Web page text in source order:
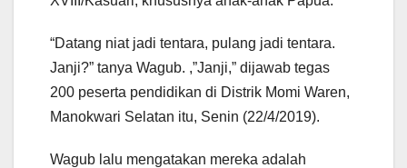
“Datang niat jadi tentara, pulang jadi tentara.
Janji?” tanya Wagub. ,”Janji,” dijawab tegas
200 peserta pendidikan di Distrik Momi Waren,
Manokwari Selatan itu, Senin (22/4/2019).
Wagub lalu mengatakan mereka adalah